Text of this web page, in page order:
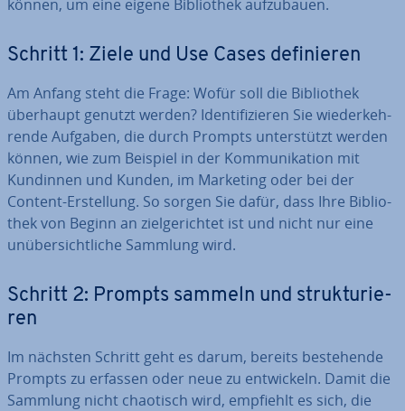
können, um eine eigene Bi­blio­thek auf­zu­bau­en.
Schritt 1: Ziele und Use Cases de­fi­nie­ren
Am Anfang steht die Frage: Wofür soll die Bi­blio­thek
überhaupt genutzt werden? Iden­ti­fi­zie­ren Sie wie­der­keh­
ren­de Aufgaben, die durch Prompts un­ter­stützt werden
können, wie zum Beispiel in der Kom­mu­ni­ka­ti­on mit
Kundinnen und Kunden, im Marketing oder bei der
Content-Er­stel­lung. So sorgen Sie dafür, dass Ihre Bi­blio­
thek von Beginn an ziel­ge­rich­tet ist und nicht nur eine
un­über­sicht­li­che Sammlung wird.
Schritt 2: Prompts sammeln und struk­tu­rie­
ren
Im nächsten Schritt geht es darum, bereits be­stehen­de
Prompts zu erfassen oder neue zu ent­wi­ckeln. Damit die
Sammlung nicht chaotisch wird, empfiehlt es sich, die